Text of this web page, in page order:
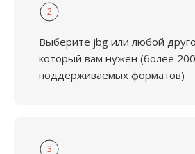
2
Выберите jbg или любой
который вам нужен (более 200
поддерживаемых форматов)
3